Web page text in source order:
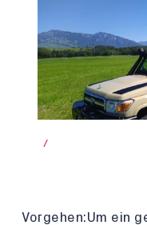
/
Vorgehen:Um ein